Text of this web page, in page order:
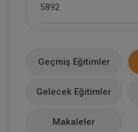
5892
0
Geçmiş Eğitimler
Gelecek Eğitimler
Makaleler